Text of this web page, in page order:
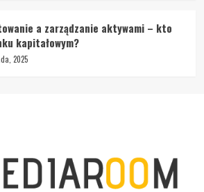
a zarządzanie aktywami – kto
kapitałowym?
2025